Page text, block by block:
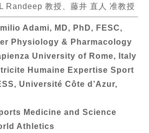
Randeep 教授、藤井 直人 准教授
Adami, MD, PhD, FESC,
Physiology & Pharmacology
University of Rome, Italy
Humaine Expertise Sport
Université Côte d’Azur,
Medicine and Science
Athletics